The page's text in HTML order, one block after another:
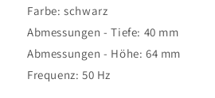
Farbe: schwarz
Abmessungen - Tiefe: 40 mm
Abmessungen - Höhe: 64 mm
Frequenz: 50 Hz